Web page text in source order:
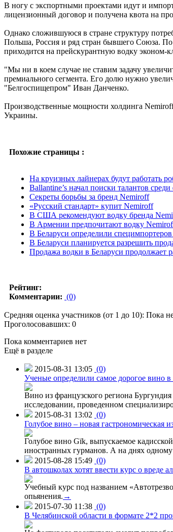
В ногу с экспортными проектами идут и
лицензионный договор и получена квота на
Однако сложившуюся в стране структуру
Польша, Россия и ряд стран бывшего Союза.
приходится на прейскурантную водку эконом-
"Мы ни в коем случае не ставим задачу
премиального сегмента. Его долю нужно
"Белгоспищепром" Иван Данченко.
Производственные мощности холдинга
Украины.
Похожие страницы :
На круизных лайнерах будут работать
Ballantine’s начал поиски талантов
Секреты борьбы за бренд Nemiroff
«Русский стандарт» купит Nemiroff
В США рекомендуют водку бренда
В Армении предпочитают водку
В Беларуси определили специмпортеров
В Беларуси планируется разрешить
Продажа водки в Беларуси продолжает
Рейтинг:
Комментарии: (0)
Средняя оценка участников (от 1 до 10): Пока
Проголосовавших: 0
Пока комментариев нет
Ещё в разделе
2015-08-31 13:05 (0)
Ученые определили самое дорогое вино
Вино из французского региона
исследовании, проведенном
2015-08-31 13:02 (0)
Голубое вино – новая гастрономическая
Голубое вино Gïk, выпускаемое
иностранных гурманов. А на днях
2015-08-28 15:49 (0)
В автошколах хотят ввести курс о вреде
Учебный курс под названием
опьянения. →
2015-07-30 11:38 (0)
В Челябинской области в формате 2*2